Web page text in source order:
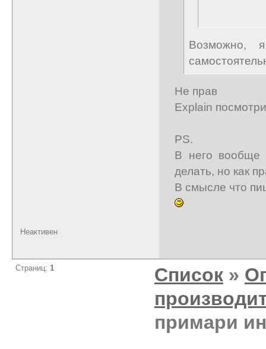
Возможно,
Не прав
Explain
PS.
В него вообще
делать, но как
В смысле что
Неактивен
Страниц: 1 Список »
примари